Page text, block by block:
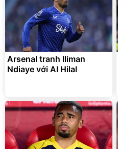
Arsenal tranh Iliman
Ndiaye với Al Hilal